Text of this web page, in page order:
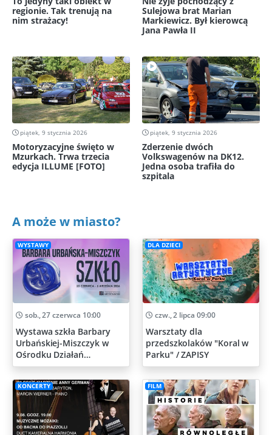
regionie. Tak trenują na
nim strażacy!
Sulejowa brat Marian
Markiewicz. Był kierowcą
Jana Pawła II
piątek, 9 stycznia 2026
Motoryzacyjne święto w
Mzurkach. Trwa trzecia
edycja ILLUME [FOTO]
piątek, 9 stycznia 2026
Zderzenie dwóch
Volkswagenów na DK12.
Jedna osoba trafiła do
szpitala
A może w miasto?
WYSTAWY
sob., 27 czerwca 10:00
Wystawa szkła Barbary
Urbańskiej-Miszczyk w
Ośrodku Działań
Artystycznych
DLA DZIECI
czw., 2 lipca 09:00
Warsztaty dla
przedszkolaków "Koral w
Parku" / ZAPISY
KONCERTY FILM